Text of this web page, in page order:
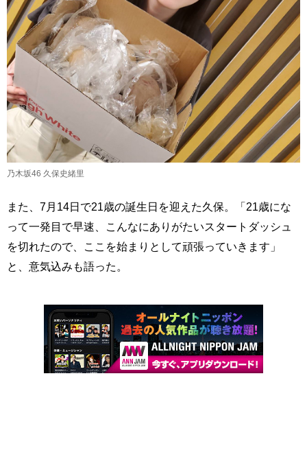
乃木坂46 久保史緒里
また、7月14日で21歳の誕生日を迎えた久保。「21歳にな
って一発目で早速、こんなにありがたいスタートダッシュ
を切れたので、ここを始まりとして頑張っていきます」
と、意気込みも語った。